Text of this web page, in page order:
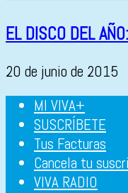
EL DISCO DEL
20 de junio de 2015
MI VIVA+
SUSCRÍBETE
Tus Facturas
Cancela tu
VIVA RADIO